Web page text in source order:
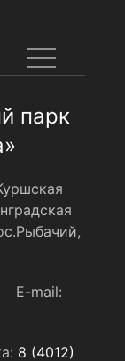
парк
E-mail:
8 (4012)